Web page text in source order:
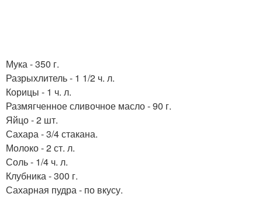
Мука - 350 г.
Разрыхлитель - 1 1/2 ч. л.
Корицы - 1 ч. л.
Размягченное сливочное масло - 90 г.
Яйцо - 2 шт.
Сахара - 3/4 стакана.
Молоко - 2 ст. л.
Соль - 1/4 ч. л.
Клубника - 300 г.
Сахарная пудра - по вкусу.